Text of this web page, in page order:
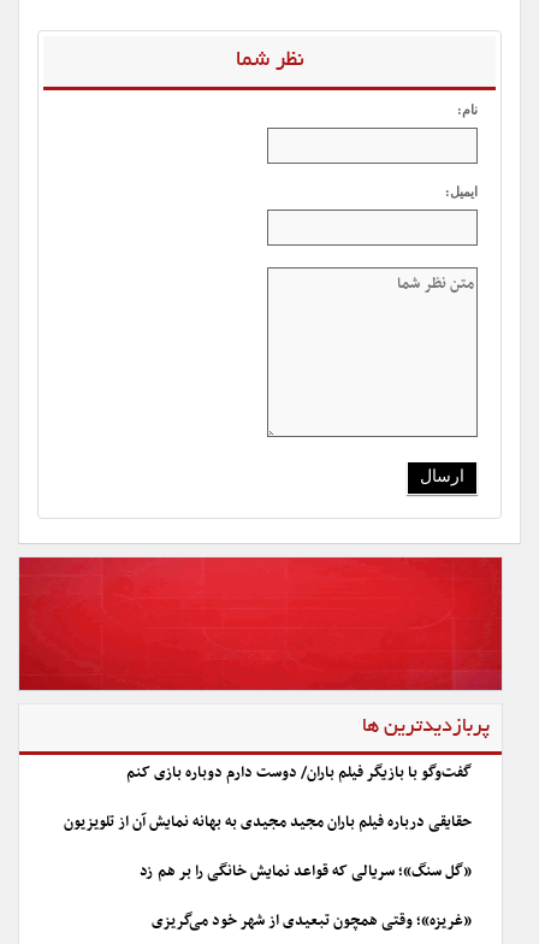
نظر شما
نام:
ایمیل:
پربازدیدترین ها
گفت‌وگو با بازیگر فیلم باران/ دوست دارم دوباره بازی کنم
حقایقی درباره فیلم باران مجید مجیدی به بهانه نمایش آن از تلویزیون
«گل سنگ»؛ سریالی که قواعد نمایش خانگی را بر هم زد
«غریزه»؛ وقتی همچون تبعیدی از شهر خود می‌گریزی